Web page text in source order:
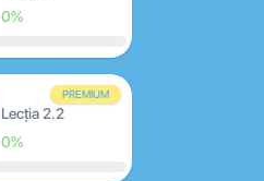
0%
PREMIUM
Lecția 2.2
0%